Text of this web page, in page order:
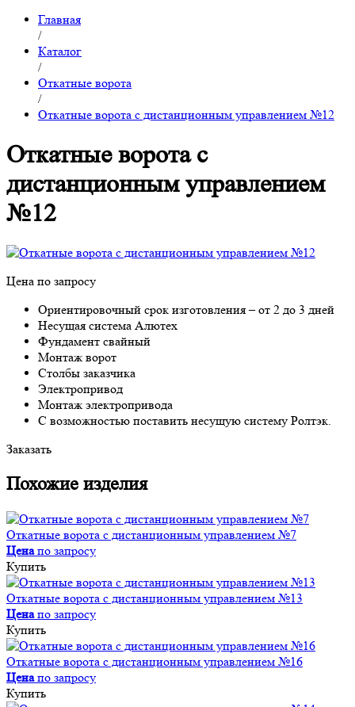
Главная
/
Каталог
/
Откатные ворота
/
Откатные ворота с дистанционным управлением №12
Откатные ворота с
дистанционным управлением
№12
Цена по запросу
Ориентировочный срок изготовления – от 2 до 3 дней
Несущая система Алютех
Фундамент свайный
Монтаж ворот
Столбы заказчика
Электропривод
Монтаж электропривода
С возможностью поставить несущую систему Ролтэк.
Заказать
Похожие изделия
Откатные ворота с дистанционным управлением №7
Ценапо запросу
Купить
Откатные ворота с дистанционным управлением №13
Ценапо запросу
Купить
Откатные ворота с дистанционным управлением №16
Ценапо запросу
Купить